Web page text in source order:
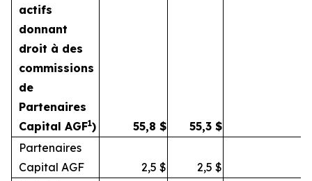
actifs
donnant
droit à des
commissions
de
Partenaires
Capital AGF1) 55,8 $ 55,3 $
Partenaires
Capital AGF
2,5 $ 2,5 $